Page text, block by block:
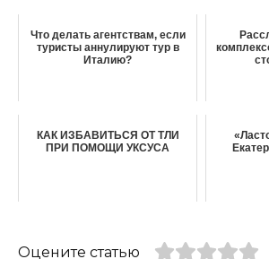
Что делать агентствам, если
туристы аннулируют тур в
Италию?
КАК ИЗБАВИТЬСЯ ОТ ТЛИ
ПРИ ПОМОЩИ УКСУСА
Оцените статью